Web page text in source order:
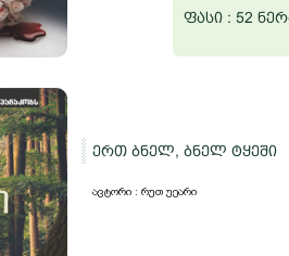
ფასი : 52
ერთ ბნელ, ბნელ ტყეში
ავტორი : რუთ უეარი